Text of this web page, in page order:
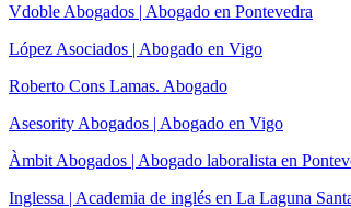
Vdoble Abogados | Abogado en Pontevedra
López Asociados | Abogado en Vigo
Roberto Cons Lamas. Abogado
Asesority Abogados | Abogado en Vigo
Àmbit Abogados | Abogado laboralista en
Inglessa | Academia de inglés en La Laguna